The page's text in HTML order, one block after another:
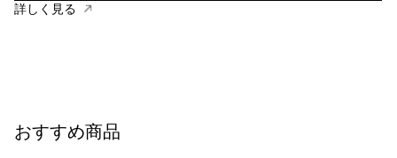
詳しく見る
おすすめ商品